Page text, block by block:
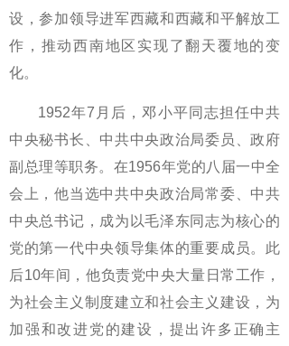
设，参加领导进军西藏和西藏和平解放工
作，推动西南地区实现了翻天覆地的变
化。
1952年7月后，邓小平同志担任中共
中央秘书长、中共中央政治局委员、政府
副总理等职务。在1956年党的八届一中全
会上，他当选中共中央政治局常委、中共
中央总书记，成为以毛泽东同志为核心的
党的第一代中央领导集体的重要成员。此
后10年间，他负责党中央大量日常工作，
为社会主义制度建立和社会主义建设，为
加强和改进党的建设，提出许多正确主